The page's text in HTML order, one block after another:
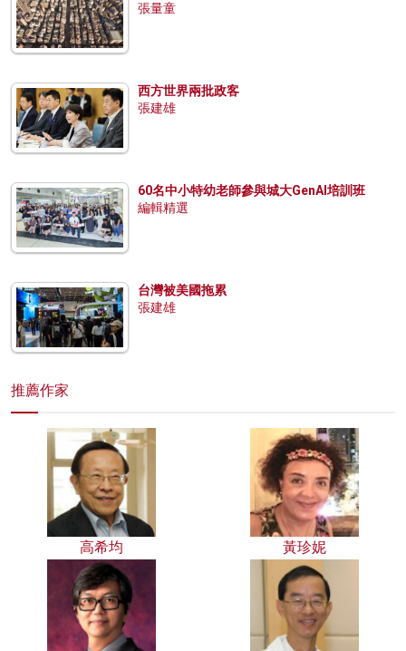
張量童
西方世界兩批政客
張建雄
60名中小特幼老師參與城大GenAI培訓班
編輯精選
台灣被美國拖累
張建雄
推薦作家
高希均 黃珍妮